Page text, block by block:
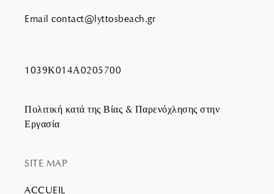
Email contact@lyttosbeach.gr
1039Κ014Α0205700
Πολιτική κατά της Βίας & Παρενόχλησης στην
Εργασία
SITE MAP
ACCUEIL